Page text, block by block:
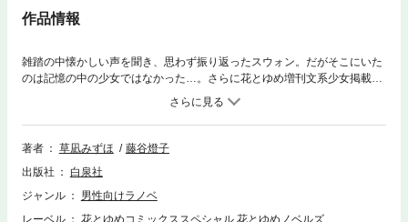
作品情報
雑踏の中懐かしい声を聞き、思わず振り返ったスウォン。だがそこにいた
のは記憶の中の少女ではなかった…。さらに花とゆめ増刊文系少女掲載作
とその続編も含め全３編収録！
著者 草凪みずほ
藤谷燈子
出版社
白泉社
ジャンル
男性向けラノベ